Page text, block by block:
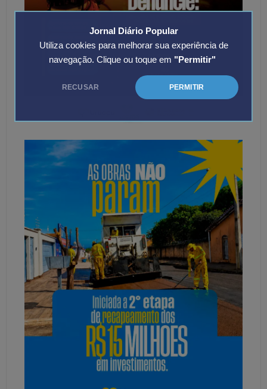
Jornal Diário Popular
Utiliza cookies para melhorar sua experiência de
navegação. Clique ou toque em "Permitir"
RECUSAR PERMITIR